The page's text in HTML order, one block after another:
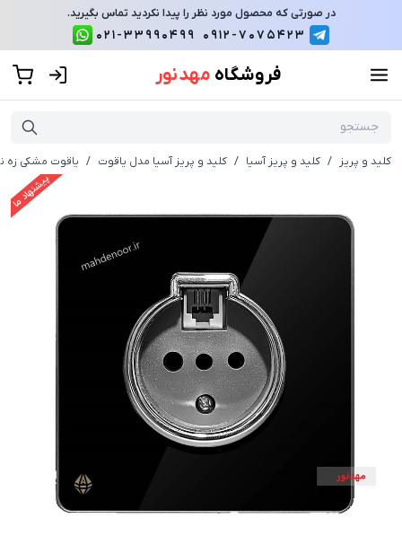
در صورتی که محصول مورد نظر را پیدا نکردید تماس بگیرید.
0912-7075423
021-33990499
فروشگاه مهد نور
کلید و پریز / کلید و پریز آسیا / کلید و پریز آسیا مدل یاقوت / یاقوت مشکی زه
پیشنهاد ما